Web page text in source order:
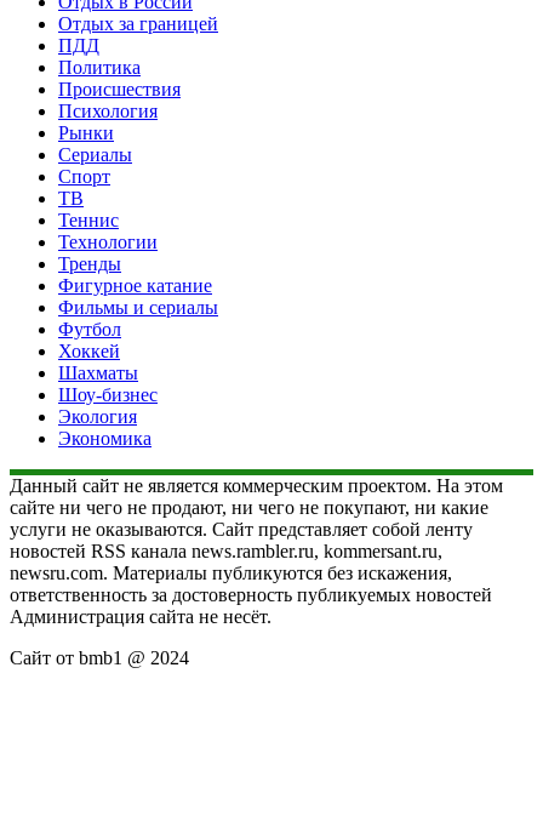
Отдых за границей
ПДД
Политика
Происшествия
Психология
Рынки
Сериалы
Спорт
ТВ
Теннис
Технологии
Тренды
Фигурное катание
Фильмы и сериалы
Футбол
Хоккей
Шахматы
Шоу-бизнес
Экология
Экономика
Данный сайт не является коммерческим проектом. На этом
сайте ни чего не продают, ни чего не покупают, ни какие
услуги не оказываются. Сайт представляет собой ленту
новостей RSS канала news.rambler.ru, kommersant.ru,
newsru.com. Материалы публикуются без искажения,
ответственность за достоверность публикуемых новостей
Администрация сайта не несёт.
Сайт от bmb1 @ 2024